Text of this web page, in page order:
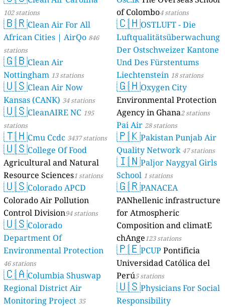
102 stations
🇧🇷Clean Air For All
African Cities | AirQo 846
stations
🇬🇧Clean Air
Nottingham 13 stations
🇺🇸Clean Air Now
Kansas (CANK) 34 stations
🇺🇸CleanAIRE NC 195
stations
🇹🇭Cmu Ccdc 3437 stations
🇺🇸College Of Food
Agricultural and Natural
Resource Sciences1 stations
🇺🇸Colorado APCD
Colorado Air Pollution
Control Division94 stations
🇺🇸Colorado
Department Of
Environmental Protection
46 stations
🇨🇦Columbia Shuswap
Regional District Air
Monitoring Project 35
of Colombo4 stations
🇨🇭OSTLUFT - Die
Luftqualitätsüberwachung
Der Ostschweizer Kantone
Und Des Fürstentums
Liechtenstein 18 stations
🇬🇭Oxygen City
Environmental Protection
Agency in Ghana2 stations
Pai Air 28 stations
🇵🇰Pakistan Punjab Air
Quality Network 47 stations
🇮🇳Paljor Naygyal Girls
School 1 stations
🇬🇷PANACEA
PANhellenic infrastructure
for Atmospheric
Composition and climatE
chAnge123 stations
🇵🇪PCUP Pontificia
Universidad Católica del
Perú5 stations
🇺🇸Physicians For Social
Responsibility